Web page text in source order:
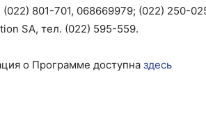
801-701, 068669979; (022) 250-
SA, тел. (022) 595-559.
о Программе доступна здесь